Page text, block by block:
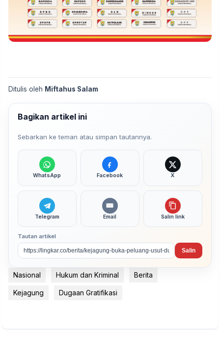
Ditulis oleh Miftahus Salam
Bagikan artikel ini
Sebarkan ke teman atau simpan tautannya.
WhatsApp Facebook X
Telegram Email Salin link
Tautan artikel
Salin
Nasional Hukum dan Kriminal Berita
Kejagung Dugaan Gratifikasi